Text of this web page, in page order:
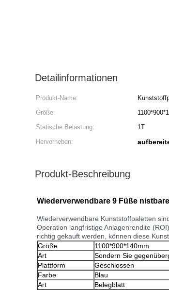
Detailinformationen
Produkt-Name:
Größe:
Statische Belastung:
1T
Hervorheben:
Produkt-Beschreibung
Wiederverwendbare 9 Füße
Wiederverwendbare Kunststoffpaletten
Operation langfristige Anlagenrendite
richtig gekauft werden, können diese
Größe
1100*900*140mm
Art
Sondern Sie
Plattform
Geschlossen
Farbe
Blau
Art
Belegblatt